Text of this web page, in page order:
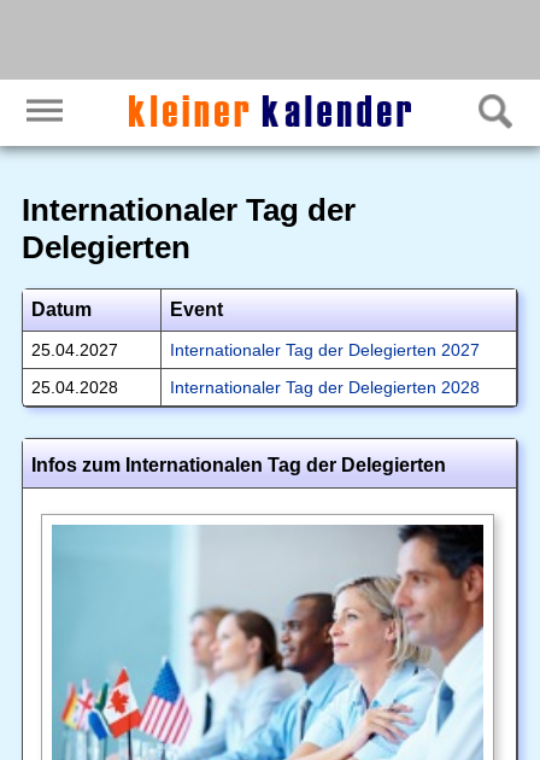
Internationaler Tag der
Delegierten
Datum Event
25.04.2027
Internationaler Tag der Delegierten 2027
25.04.2028
Internationaler Tag der Delegierten 2028
Infos zum Internationalen Tag der Delegierten